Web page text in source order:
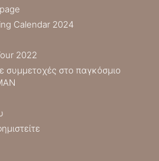
Calendar 2024
2022
συμμετοχές στο παγκόσμιο